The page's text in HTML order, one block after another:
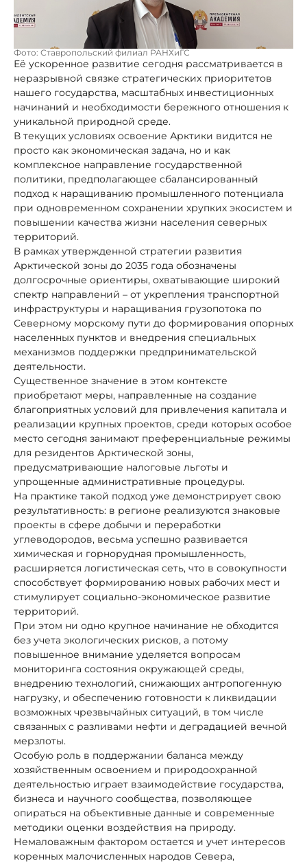
Фото: Ставропольский филиал РАНХиГС
Её ускоренное развитие сегодня рассматривается в
неразрывной связке стратегических приоритетов
нашего государства, масштабных инвестиционных
начинаний и необходимости бережного отношения к
уникальной природной среде.
В текущих условиях освоение Арктики видится не
просто как экономическая задача, но и как
комплексное направление государственной
политики, предполагающее сбалансированный
подход к наращиванию промышленного потенциала
при одновременном сохранении хрупких экосистем и
повышении качества жизни населения северных
территорий.
В рамках утвержденной стратегии развития
Арктической зоны до 2035 года обозначены
долгосрочные ориентиры, охватывающие широкий
спектр направлений – от укрепления транспортной
инфраструктуры и наращивания грузопотока по
Северному морскому пути до формирования опорных
населенных пунктов и внедрения специальных
механизмов поддержки предпринимательской
деятельности.
Существенное значение в этом контексте
приобретают меры, направленные на создание
благоприятных условий для привлечения капитала и
реализации крупных проектов, среди которых особое
место сегодня занимают преференциальные режимы
для резидентов Арктической зоны,
предусматривающие налоговые льготы и
упрощенные административные процедуры.
На практике такой подход уже демонстрирует свою
результативность: в регионе реализуются знаковые
проекты в сфере добычи и переработки
углеводородов, весьма успешно развивается
химическая и горнорудная промышленность,
расширяется логистическая сеть, что в совокупности
способствует формированию новых рабочих мест и
стимулирует социально-экономическое развитие
территорий.
При этом ни одно крупное начинание не обходится
без учета экологических рисков, а потому
повышенное внимание уделяется вопросам
мониторинга состояния окружающей среды,
внедрению технологий, снижающих антропогенную
нагрузку, и обеспечению готовности к ликвидации
возможных чрезвычайных ситуаций, в том числе
связанных с разливами нефти и деградацией вечной
мерзлоты.
Особую роль в поддержании баланса между
хозяйственным освоением и природоохранной
деятельностью играет взаимодействие государства,
бизнеса и научного сообщества, позволяющее
опираться на объективные данные и современные
методики оценки воздействия на природу.
Немаловажным фактором остается и учет интересов
коренных малочисленных народов Севера,